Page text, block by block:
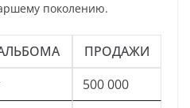
поколению.
ПРОДАЖИ
500 000